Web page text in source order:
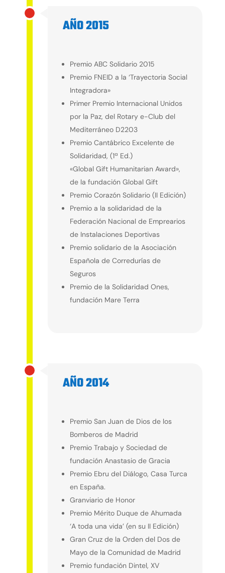
AÑO 2015
Premio ABC Solidario 2015
Premio FNEID a la ‘Trayectoria Social
Integradora»
Primer Premio Internacional Unidos
por la Paz, del Rotary e-Club del
Mediterráneo D2203
Premio Cantábrico Excelente de
Solidaridad, (1ª Ed.)
«Global Gift Humanitarian Award»,
de la fundación Global Gift
Premio Corazón Solidario (II Edición)
Premio a la solidaridad de la
Federación Nacional de Emprearios
de Instalaciones Deportivas
Premio solidario de la Asociación
Española de Corredurías de
Seguros
Premio de la Solidaridad Ones,
fundación Mare Terra
AÑO 2014
Premio San Juan de Dios de los
Bomberos de Madrid
Premio Trabajo y Sociedad de
fundación Anastasio de Gracia
Premio Ebru del Diálogo, Casa Turca
en España.
Granviario de Honor
Premio Mérito Duque de Ahumada
‘A toda una vida’ (en su II Edición)
Gran Cruz de la Orden del Dos de
Mayo de la Comunidad de Madrid
Premio fundación Dintel, XV